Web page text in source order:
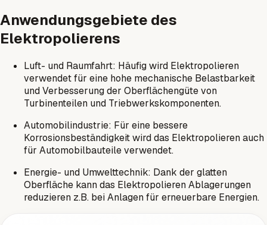
Anwendungsgebiete des
Elektropolierens
Luft- und Raumfahrt: Häufig wird Elektropolieren
verwendet für eine hohe mechanische Belastbarkeit
und Verbesserung der Oberflächengüte von
Turbinenteilen und Triebwerkskomponenten.
Automobilindustrie: Für eine bessere
Korrosionsbeständigkeit wird das Elektropolieren auch
für Automobilbauteile verwendet.
Energie- und Umwelttechnik: Dank der glatten
Oberfläche kann das Elektropolieren Ablagerungen
reduzieren z.B. bei Anlagen für erneuerbare Energien.